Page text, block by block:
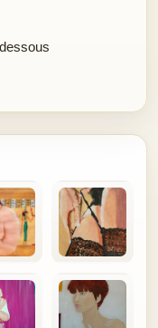
dessous